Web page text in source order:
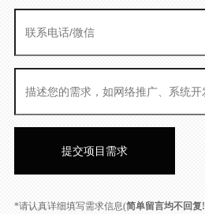
*请认真详细填写需求信息(简单留言均不回复!